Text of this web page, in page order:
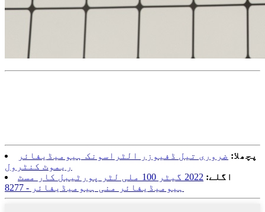
پچھلا: ضروری تیل ڈفیوزر الٹراسونک ہیومیڈیفائر
ریموٹ کنٹرول
اگلے:
2022 گیٹر 100 ملی لٹر پورٹیبل کار مسٹ
ہیومیڈیفائر منی ہیومیڈیفائر - 8277